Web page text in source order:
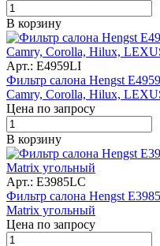
В корзину
Арт.: E4959LI
Фильтр салона Hengst
Camry, Corolla, Hilux,
Цена по запросу
В корзину
Арт.: E3985LC
Фильтр салона Hengst
Matrix угольный
Цена по запросу